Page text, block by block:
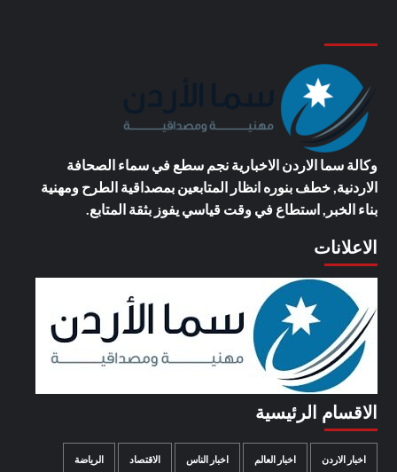
وكالة سما الاردن الاخباريةنجم سطع في سماء الصحافة
الاردنية, خطف بنوره انظار المتابعين بمصداقية الطرح ومهنية
بناء الخبر, استطاع في وقت قياسي يفوز بثقة المتابع.
الاعلانات
الاقسام الرئيسية
اخبار الاردن اخبار العالم اخبار الناس الاقتصاد الرياضة